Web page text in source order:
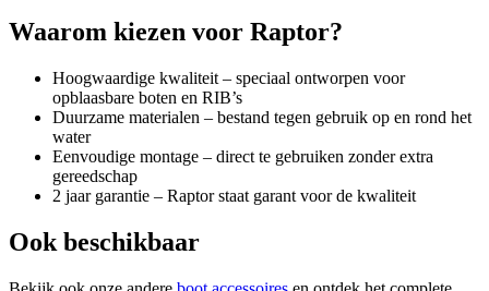
Waarom kiezen voor Raptor?
Hoogwaardige kwaliteit – speciaal ontworpen voor
opblaasbare boten en RIB’s
Duurzame materialen – bestand tegen gebruik op en rond het
water
Eenvoudige montage – direct te gebruiken zonder extra
gereedschap
2 jaar garantie – Raptor staat garant voor de kwaliteit
Ook beschikbaar